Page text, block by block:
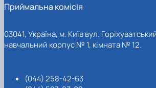
Приймальна комісія
03041, Україна, м. Київ вул.
навчальний корпус № 1, кімната № 12.
(044) 258-42-63